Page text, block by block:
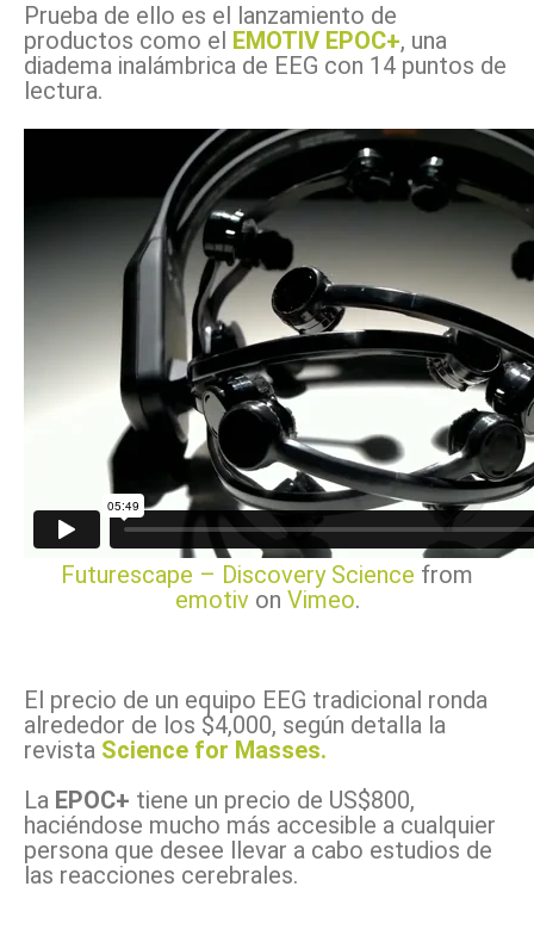
Prueba de ello es el lanzamiento de
productos como el EMOTIV EPOC+, una
diadema inalámbrica de EEG con 14 puntos de
lectura.
Futurescape – Discovery Science from
emotivon Vimeo.
El precio de un equipo EEG tradicional ronda
alrededor de los $4,000, según detalla la
revista Science for Masses.
La EPOC+ tiene un precio de US$800,
haciéndose mucho más accesible a cualquier
persona que desee llevar a cabo estudios de
las reacciones cerebrales.